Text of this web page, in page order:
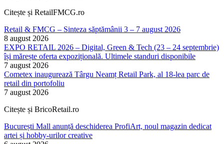
Citește și RetailFMCG.ro
Retail & FMCG – Sinteza săptămânii 3 – 7 august 2026
8 august 2026
EXPO RETAIL 2026 – Digital, Green & Tech (23 – 24 septembrie)
își mărește oferta expozițională. Ultimele standuri disponibile
7 august 2026
Cometex inaugurează Târgu Neamț Retail Park, al 18-lea parc de
retail din portofoliu
7 august 2026
Citește și BricoRetail.ro
București Mall anunță deschiderea ProfiArt, noul magazin dedicat
artei și hobby-urilor creative